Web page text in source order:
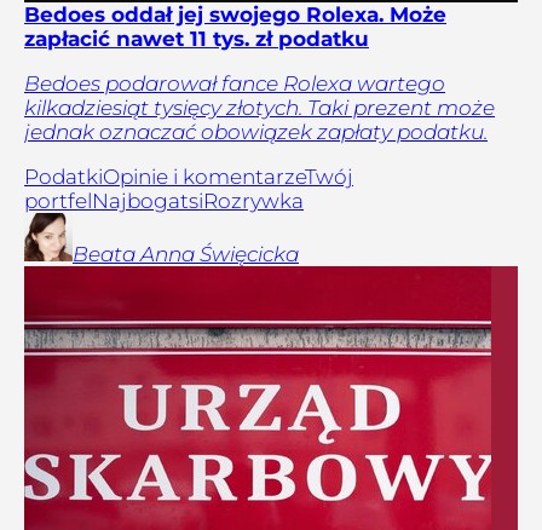
Bedoes oddał jej swojego Rolexa. Może
zapłacić nawet 11 tys. zł podatku
Bedoes podarował fance Rolexa wartego
kilkadziesiąt tysięcy złotych. Taki prezent może
jednak oznaczać obowiązek zapłaty podatku.
PodatkiOpinie i komentarzeTwój
portfelNajbogatsiRozrywka
Beata Anna Święcicka